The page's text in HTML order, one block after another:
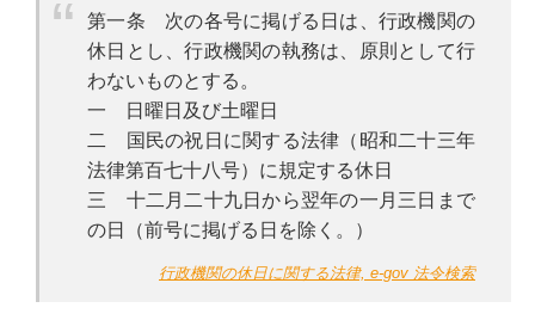
第一条 次の各号に掲げる日は、行政機関の
休日とし、行政機関の執務は、原則として行
わないものとする。
一 日曜日及び土曜日
二 国民の祝日に関する法律（昭和二十三年
法律第百七十八号）に規定する休日
三 十二月二十九日から翌年の一月三日まで
の日（前号に掲げる日を除く。）
行政機関の休日に関する法律, e-gov 法令検索